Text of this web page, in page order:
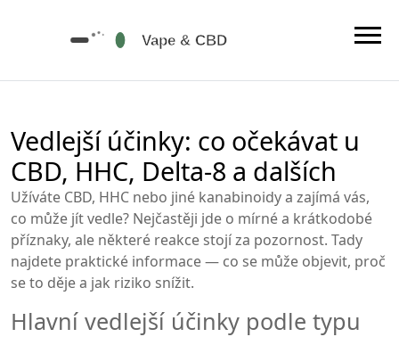
Vedlejší účinky: co očekávat u
CBD, HHC, Delta‑8 a dalších
Užíváte CBD, HHC nebo jiné kanabinoidy a zajímá vás,
co může jít vedle? Nejčastěji jde o mírné a krátkodobé
příznaky, ale některé reakce stojí za pozornost. Tady
najdete praktické informace — co se může objevit, proč
se to děje a jak riziko snížit.
Hlavní vedlejší účinky podle typu